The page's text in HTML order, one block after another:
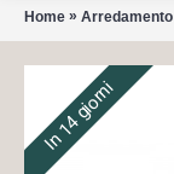
Home » Arredamento
In 14 giorni